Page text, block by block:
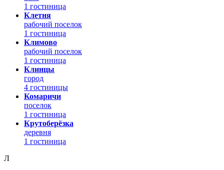
1 гостиница
Клетня
рабочий поселок
1 гостиница
Климово
рабочий поселок
1 гостиница
Клинцы
город
4 гостиницы
Комаричи
поселок
1 гостиница
Крутоберёзка
деревня
1 гостиница
Л